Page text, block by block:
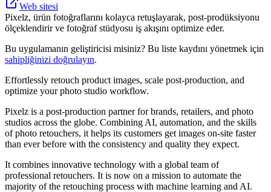
Web sitesi
Pixelz, ürün fotoğraflarını kolayca retuşlayarak, post-prodüksiyonu
ölçeklendirir ve fotoğraf stüdyosu iş akışını optimize eder.
Bu uygulamanın geliştiricisi misiniz? Bu liste kaydını yönetmek için
sahipliğinizi doğrulayın.
Effortlessly retouch product images, scale post-production, and
optimize your photo studio workflow.
Pixelz is a post-production partner for brands, retailers, and photo
studios across the globe. Combining AI, automation, and the skills
of photo retouchers, it helps its customers get images on-site faster
than ever before with the consistency and quality they expect.
It combines innovative technology with a global team of
professional retouchers. It is now on a mission to automate the
majority of the retouching process with machine learning and AI.